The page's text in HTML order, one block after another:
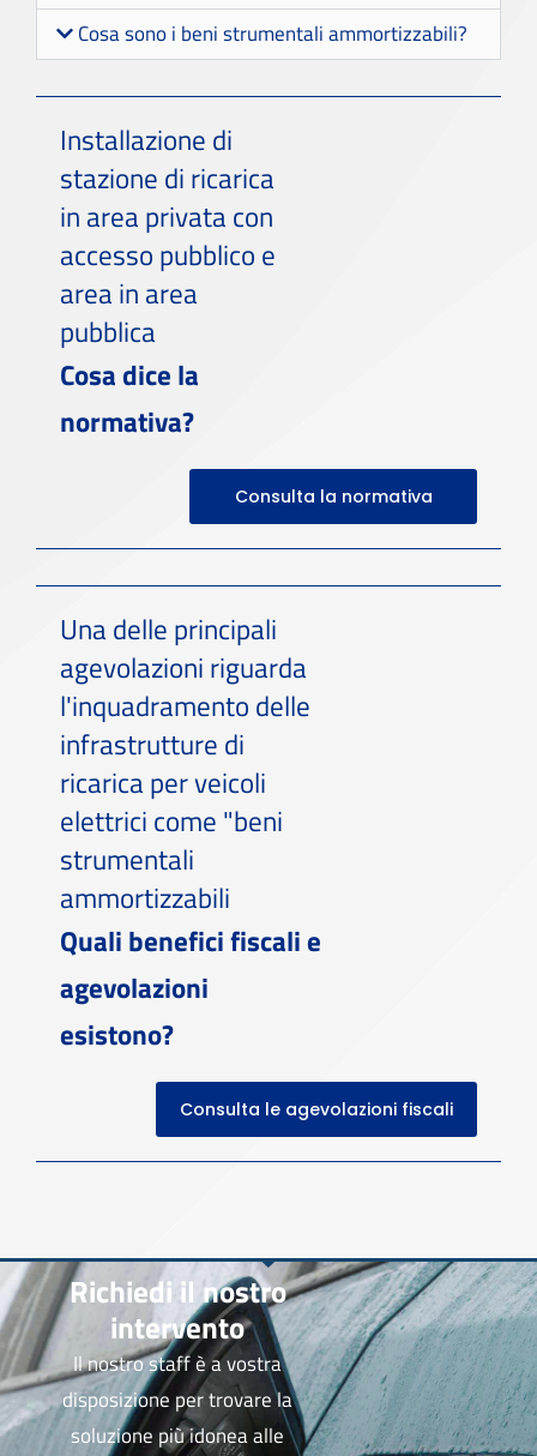
Cosa sono i beni strumentali ammortizzabili?
Installazione di
stazione di ricarica
in area privata con
accesso pubblico e
area in area
pubblica
Cosa dice la
normativa?
Consulta la normativa
Una delle principali
agevolazioni riguarda
l'inquadramento delle
infrastrutture di
ricarica per veicoli
elettrici come "beni
strumentali
ammortizzabili
Quali benefici fiscali e
agevolazioni
esistono?
Consulta le agevolazioni fiscali
Richiedi il nostro
intervento
Il nostro staff è a vostra
disposizione per trovare la
soluzione più idonea alle